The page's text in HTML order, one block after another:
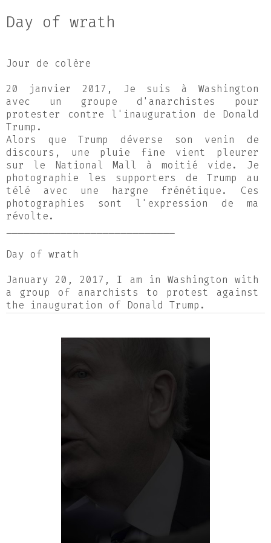
Day of wrath
Jour de colère
20 janvier 2017, Je suis à Washington
avec un groupe d'anarchistes pour
protester contre l'inauguration de Donald
Trump.
Alors que Trump déverse son venin de
discours, une pluie fine vient pleurer
sur le National Mall à moitié vide. Je
photographie les supporters de Trump au
télé avec une hargne frénétique. Ces
photographies sont l'expression de ma
révolte.
Day of wrath
January 20, 2017, I am in Washington with
a group of anarchists to protest against
the inauguration of Donald Trump.
frustration. These photographs are the
expression of my revolt.